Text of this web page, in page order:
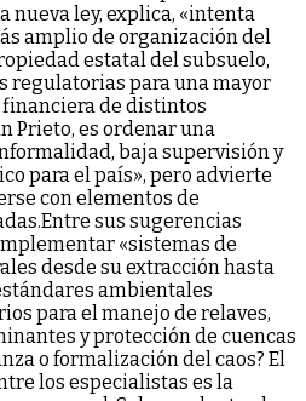
nueva ley, explica, «intenta
amplio de organización del
estatal del subsuelo,
regulatorias para una mayor
de distintos
Prieto, es ordenar una
baja supervisión y
para el país», pero advierte
con elementos de
sus sugerencias
«sistemas de
desde su extracción hasta
ambientales
para el manejo de relaves,
y protección de cuencas
o formalización del caos? El
los especialistas es la